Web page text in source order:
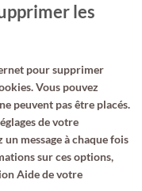
les
pour supprimer
Vous pouvez
peuvent pas être placés.
de votre
message à chaque fois
sur ces options,
Aide de votre